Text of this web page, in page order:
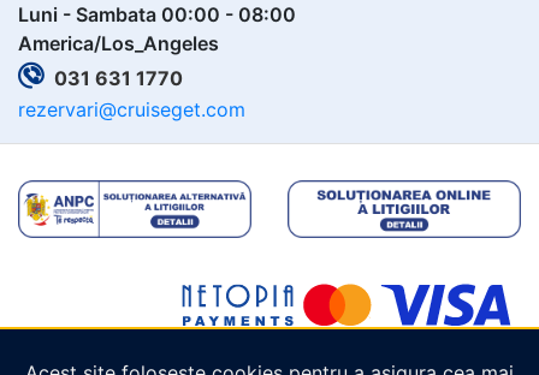
Luni - Sambata 00:00 - 08:00
America/Los_Angeles
031 631 1770
rezervari@cruiseget.com